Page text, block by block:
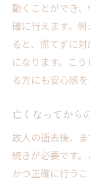
動くことができ
確に行えます。
ると、慌てずに
になります。こ
る方にも安心感を
亡くなってから
故人の逝去後、
続きが必要です
かつ正確に行う